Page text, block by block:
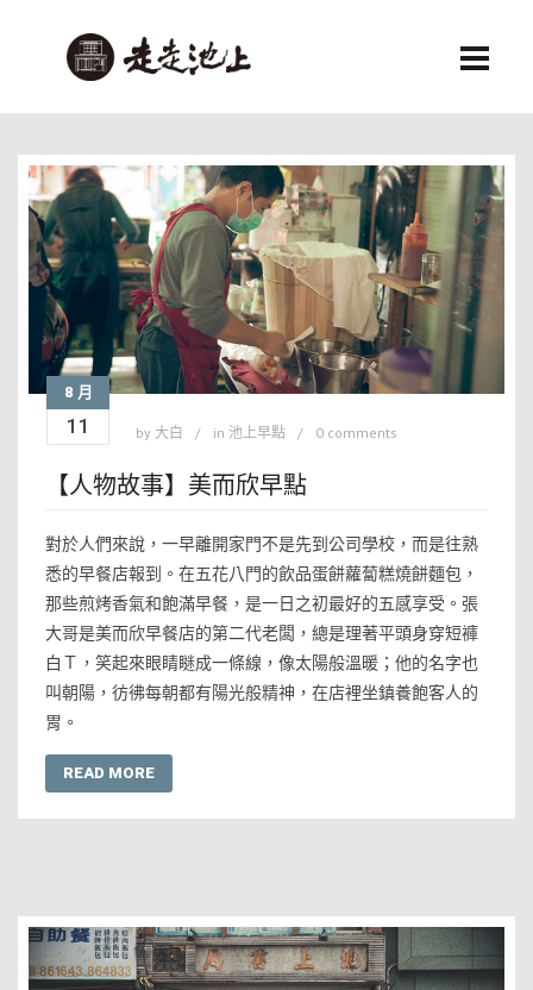
8 月
11 by 大白 in 池上早點 0 comments
【人物故事】美而欣早點
對於人們來說，一早離開家門不是先到公司學校，而是往熟
悉的早餐店報到。在五花八門的飲品蛋餅蘿蔔糕燒餅麵包，
那些煎烤香氣和飽滿早餐，是一日之初最好的五感享受。張
大哥是美而欣早餐店的第二代老闆，總是理著平頭身穿短褲
白Ｔ，笑起來眼睛瞇成一條線，像太陽般溫暖；他的名字也
叫朝陽，彷彿每朝都有陽光般精神，在店裡坐鎮養飽客人的
胃。
READ MORE